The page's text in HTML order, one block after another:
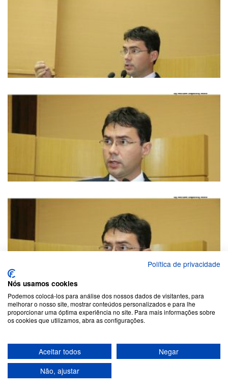
Política de privacidade
Nós usamos cookies
Podemos colocá-los para análise dos nossos dados de visitantes, para
melhorar o nosso site, mostrar conteúdos personalizados e para lhe
proporcionar uma óptima experiência no site. Para mais informações sobre
os cookies que utilizamos, abra as configurações.
Aceitar todos
Negar
Não, ajustar